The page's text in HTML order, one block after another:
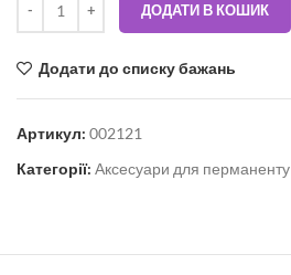
ДОДАТИ В КОШИК
Додати до списку бажань
Артикул: 002121
Категорії: Аксесуари для перманенту